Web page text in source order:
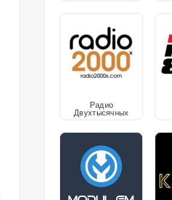
Радио
Двухтысячных